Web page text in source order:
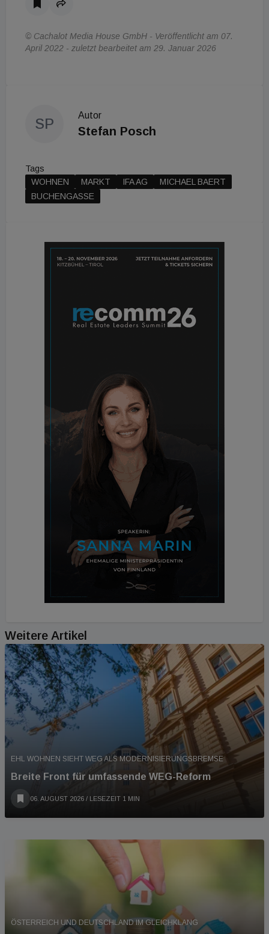
© Cachalot Media House GmbH - Veröffentlicht am 07.
April 2022 - zuletzt bearbeitet am 29. Januar 2026
SP
Autor
Stefan Posch
Tags
WOHNEN
MARKT IFA AG
MICHAEL BAERT
BUCHENGASSE
Weitere Artikel
EHL WOHNEN SIEHT WEG ALS MODERNISIERUNGSBREMSE
Breite Front für umfassende WEG-Reform
06. AUGUST 2026 / LESEZEIT 1 MIN
ÖSTERREICH UND DEUTSCHLAND IM GLEICHKLANG